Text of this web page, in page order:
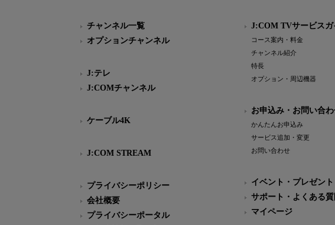
チャンネル一覧
オプションチャンネル
J:テレ
J:COMチャンネル
ケーブル4K
J:COM STREAM
プライバシーポリシー
会社概要
プライバシーポータル
J:COM TVサービスガ
コース案内・料金
チャンネル紹介
特長
オプション・周辺機器
お申込み・お問い合
かんたんお申込み
サービス追加・変更
お問い合わせ
イベント・プレゼント
サポート・よくある質
マイページ